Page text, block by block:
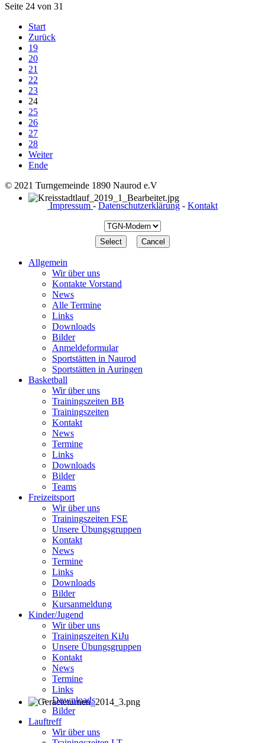
Seite 24 von 31
Start
Zurück
19
20
21
22
23
24
25
26
27
28
Weiter
Ende
© 2021 Turngemeinde 1890 Naurod e.V
Impressum- Datenschutzerklärung - Kontakt
Allgemein
Wir über uns
Kontakte Vorstand
News
Alle Termine
Links
Downloads
Bilder
Anmeldeformular
Sportstätten in Naurod
Sportstätten in Auringen
Basketball
Wir über uns
Trainingszeiten BB
Trainingszeiten
Kontakt
News
Termine
Links
Downloads
Bilder
Teams
Freizeitsport
Wir über uns
Trainingszeiten FSE
Unsere Übungsgruppen
Kontakt
News
Termine
Links
Downloads
Bilder
Kursanmeldung
Kinder/Jugend
Wir über uns
Trainingszeiten KiJu
Unsere Übungsgruppen
Kontakt
News
Termine
Links
Downloads
Bilder
Lauftreff
Wir über uns